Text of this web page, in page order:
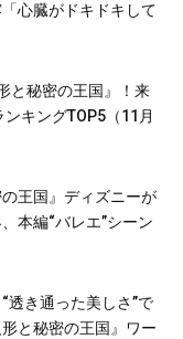
心臓がドキドキして
と秘密の王国』！来
キングTOP5（11月
の王国』ディズニーが
本編“バレエ”シーン
透き通った美しさ”で
と秘密の王国』ワー